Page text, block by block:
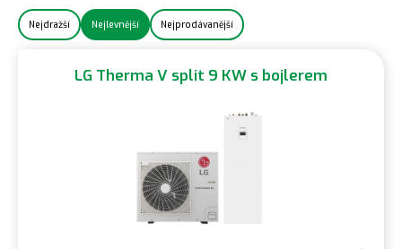
Nejdražší Nejlevnější Nejprodávanější
LG Therma V split 9 KW s bojlerem